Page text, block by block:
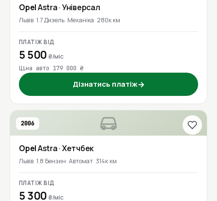
OpelAstra· Універсал
Львів 1.7 Дизель Механіка 280к км
ПЛАТІЖ ВІД
5 500₴/міс
Ціна авто 179 000 ₴
Дізнатись платіж→
2006
OpelAstra· Хетчбек
Львів 1.8 Бензин Автомат 314к км
ПЛАТІЖ ВІД
5 300₴/міс